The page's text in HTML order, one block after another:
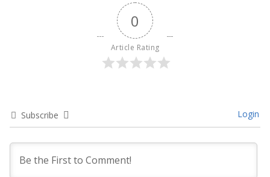
0
Article Rating
Subscribe Login